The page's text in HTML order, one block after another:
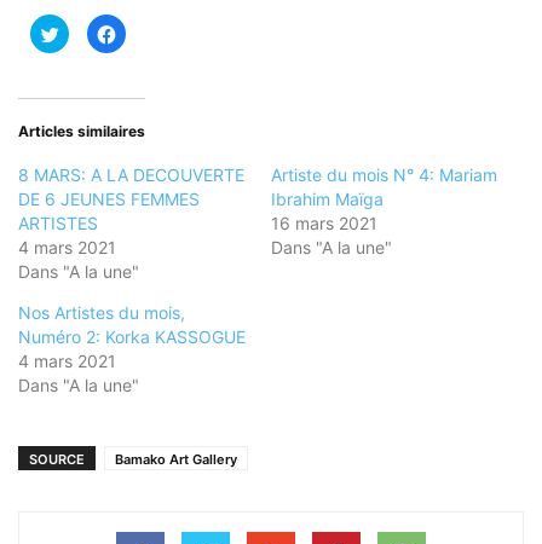
Cliquez
pour
partager
dans
nouvelle
Cliquez
pour
dans
nouvelle
Articles similaires
8 MARS: A LA DECOUVERTE
DE 6 JEUNES FEMMES
ARTISTES
4 mars 2021
Dans "A la une"
Artiste du mois N° 4: Mariam
Ibrahim Maïga
16 mars 2021
Dans "A la une"
Nos Artistes du mois,
Numéro 2: Korka KASSOGUE
4 mars 2021
Dans "A la une"
SOURCE Bamako Art Gallery